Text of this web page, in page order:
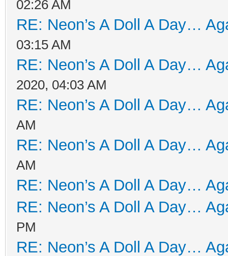
02:26 AM
RE: Neon’s A Doll A Day…
03:15 AM
RE: Neon’s A Doll A Day…
2020, 04:03 AM
RE: Neon’s A Doll A Day…
AM
RE: Neon’s A Doll A Day…
AM
RE: Neon’s A Doll A Day…
RE: Neon’s A Doll A Day…
PM
RE: Neon’s A Doll A Day…